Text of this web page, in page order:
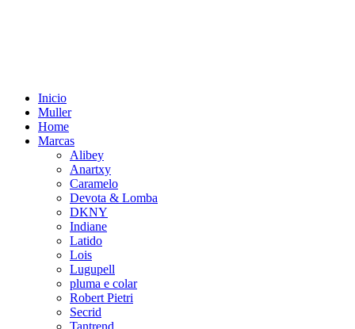
Inicio
Muller
Home
Marcas
Alibey
Anartxy
Caramelo
Devota & Lomba
DKNY
Indiane
Latido
Lois
Lugupell
pluma e colar
Robert Pietri
Secrid
Tantrend